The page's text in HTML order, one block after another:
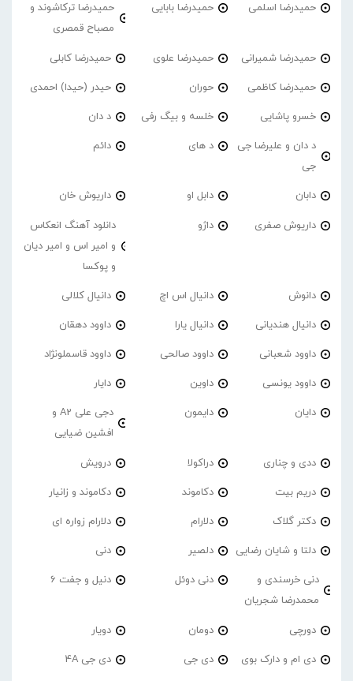
حمیدرضا اسلمی حمیدرضا بابایی
حمیدرضا ترکاشوند و
مصباح قمصری
حمیدرضا شمیرانی حمیدرضا علوی حمیدرضا کابلی
حمیدرضا کاظمی حوران حیدر (حیدا) احمدی
خسرو پاشایی خلسه و بیگ رفی د دان
د دان و علیرضا جی
جی
د های دائم
دابان دابل او داریوش خان
داریوش صفری داژو
دانلود آهنگ انعکاس
و امیر اس و امیر دیان
و پوکسا
دانوش دانیال اس اچ دانیال کلالی
دانیال هندیانی دانیال یارا داوود دهقان
داوود شعبانی داوود صالحی داوود قاسملونژاد
داوود یونسی داوین دایار
دایان دایمون
دجی علی A2 و
افشین ضیایی
ددی و چناری دراکولا درویش
دریم بیت دکاموند دکاموند و زانیار
دکتر گلاک دلارام دلارام زواره ای
دلتا و شایان رضایی دلصیر دنی
دنی خرسندی و
محمدرضا شجریان
دنی دوئل دنیل و جفت 6
دورچی دومان دویار
دی ام و دارک بوی دی جی دی جی 4A